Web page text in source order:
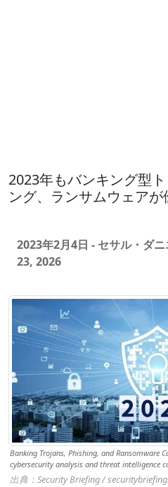
2023年もバンキング型
ング、ランサムウェア
2023年2月4日 - セサル・ダ
23, 2026
Banking Trojans, Phishing, and Ransomware
cybersecurity analysis and threat intelligence
出典：Security Briefing /